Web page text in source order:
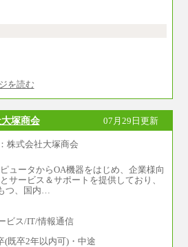
責を担う方については、さらに高い金
加え、所定労働時間外に勤務をし
社・全職種共通＞
中の給与に変更はありません。
力を考慮し、当社規定により決定い
を読む
塚商会 07月29日更新
ュータからOA機器をはじめ、企業様向
サービス＆サポートを提供しており、
つ、国内…
ビス/IT/情報通信
(既卒2年以内可)・中途